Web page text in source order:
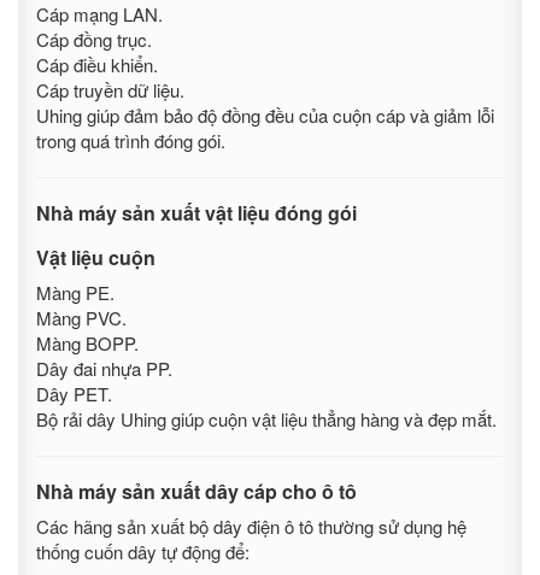
Cáp mạng LAN.
Cáp đồng trục.
Cáp điều khiển.
Cáp truyền dữ liệu.
Uhing giúp đảm bảo độ đồng đều của cuộn cáp và giảm lỗi
trong quá trình đóng gói.
Nhà máy sản xuất vật liệu đóng gói
Vật liệu cuộn
Màng PE.
Màng PVC.
Màng BOPP.
Dây đai nhựa PP.
Dây PET.
Bộ rải dây Uhing giúp cuộn vật liệu thẳng hàng và đẹp mắt.
Nhà máy sản xuất dây cáp cho ô tô
Các hãng sản xuất bộ dây điện ô tô thường sử dụng hệ
thống cuốn dây tự động để: